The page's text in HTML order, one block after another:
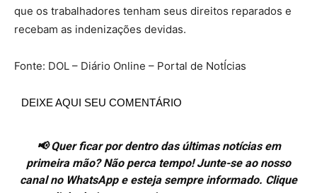
que os trabalhadores tenham seus direitos reparados e
recebam as indenizações devidas.
Fonte: DOL – Diário Online – Portal de NotÍcias
DEIXE AQUI SEU COMENTÁRIO
📢 Quer ficar por dentro das últimas notícias em
primeira mão? Não perca tempo! Junte-se ao nosso
canal no WhatsApp e esteja sempre informado. Clique